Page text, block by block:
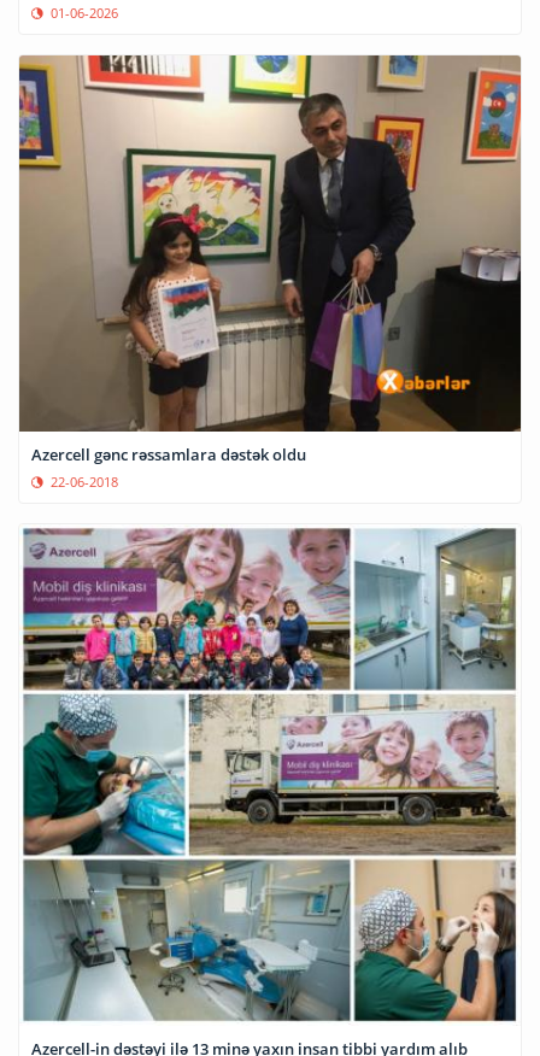
01-06-2026
Azercell gənc rəssamlara dəstək oldu
22-06-2018
Azercell-in dəstəyi ilə 13 minə yaxın insan tibbi yardım alıb